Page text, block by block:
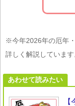
※今年2026年の厄年
詳しく解説しています
あわせて読みたい